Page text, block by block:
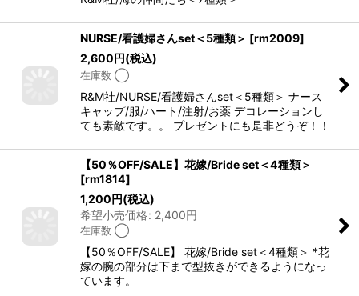
NURSE/看護婦さんset＜5種類＞ [rm2009]
2,600円(税込)
在庫数 ◯
R&M社/NURSE/看護婦さんset＜5種類＞ ナース
キャップ/服/ハート/注射/お薬 デコレーションし
ても素敵です。。 プレゼントにも是非どうぞ！！
【50％OFF/SALE】花嫁/Bride set＜4種類＞
[rm1814]
1,200円(税込)
希望小売価格: 2,400円
在庫数 ◯
【50％OFF/SALE】 花嫁/Bride set＜4種類＞ *花
嫁の腕の部分は下まで型抜きができるようになっ
ています。